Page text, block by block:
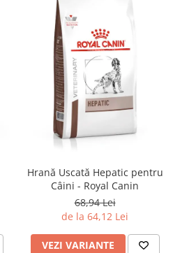
Hrană Uscată Hepatic pentru
Câini - Royal Canin
68,94 Lei
de la 64,12 Lei
VEZI VARIANTE